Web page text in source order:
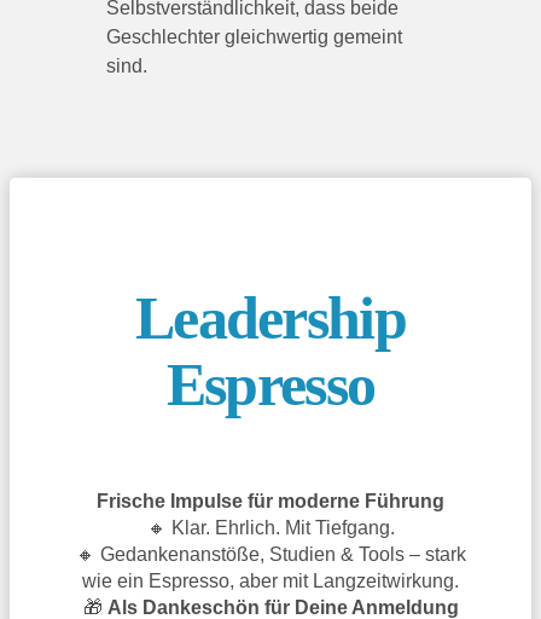
Selbstverständlichkeit, dass beide
Geschlechter gleichwertig gemeint
sind.
Leadership
Espresso
Frische Impulse für moderne Führung
🔸 Klar. Ehrlich. Mit Tiefgang.
🔸 Gedankenanstöße, Studien & Tools – stark
wie ein Espresso, aber mit Langzeitwirkung.
🎁 Als Dankeschön für Deine Anmeldung